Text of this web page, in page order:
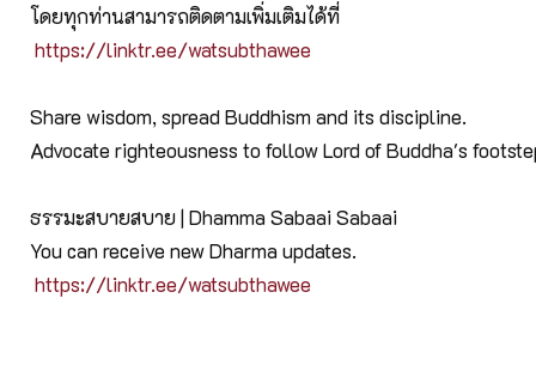
โดยทุกท่านสามารถติดตามเพิ่มเติมได้ที่
https://linktr.ee/watsubthawee
Share wisdom, spread Buddhism and its discipline.
Advocate righteousness to follow Lord of Buddha's
ธรรมะสบายสบาย | Dhamma Sabaai Sabaai
You can receive new Dharma updates.
https://linktr.ee/watsubthawee